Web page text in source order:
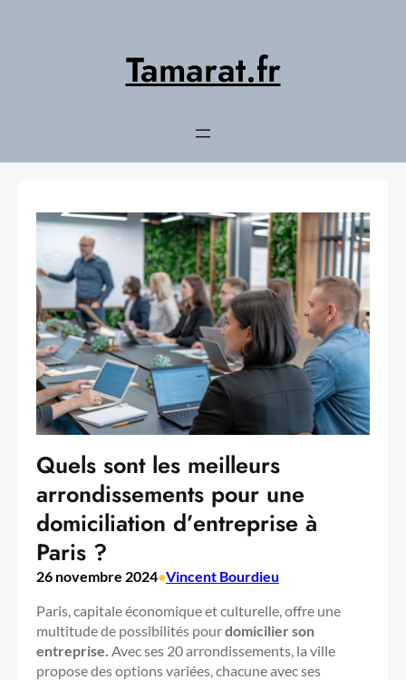
Tamarat.fr
Quels sont les meilleurs
arrondissements pour une
domiciliation d’entreprise à
Paris ?
26 novembre 2024•Vincent Bourdieu
Paris, capitale économique et culturelle, offre une
multitude de possibilités pourdomicilier son
entreprise. Avec ses 20 arrondissements, la ville
propose des options variées, chacune avec ses